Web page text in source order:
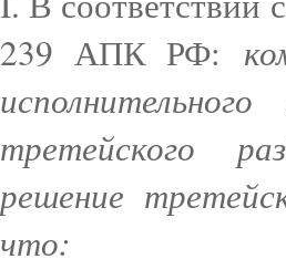
239 АПК РФ:
третейского
решение
что: